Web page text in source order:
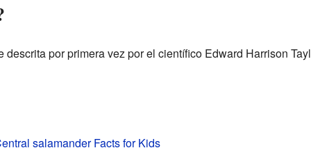
por primera vez por el científico Edward Harrison
salamander Facts for Kids